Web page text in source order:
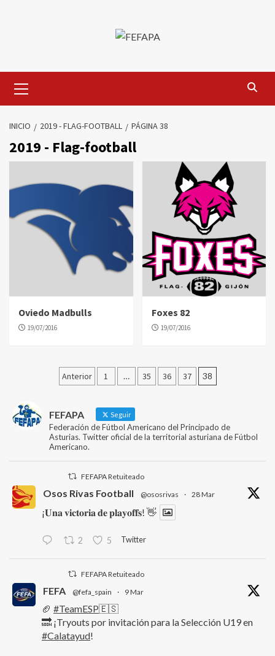
primario
INICIO 2019 - FLAG-FOOTBALL PÁGINA 38
2019 - Flag-football
Oviedo Madbulls
19/07/2016
Foxes 82
19/07/2016
Paginación
entradas
Anterior 1 … 35 36 37 38
FEFAPA Seguir
Federación de Fútbol Americano del Principado de
Asturias. Twitter oficial de la territorial asturiana de Fútbol
Americano.
FEFAPA Retuiteado
Osos Rivas Football @ososrivas · 28 Mar
¡𝐔𝐧𝐚 𝐯𝐢𝐜𝐭𝐨𝐫𝐢𝐚 𝐝𝐞 𝐩𝐥𝐚𝐲𝐨𝐟𝐟𝐬! 👋
2 5 Twitter
FEFAPA Retuiteado
FEFA @fefa_spain · 9 Mar
🏈 #TeamESP🇪🇸
🔜 ¡Tryouts por invitación para la Selección U19 en
#Calatayud!